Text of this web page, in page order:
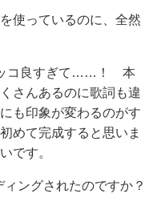
使っているのに、全然
ッコ良すぎて……！ 本
さんあるのに歌詞も違
も印象が変わるのがす
めて完成すると思いま
です。
ングされたのですか？